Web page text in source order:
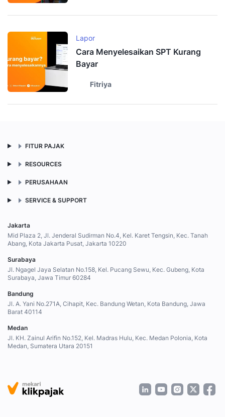
Lapor
Cara Menyelesaikan SPT Kurang
Bayar
Fitriya
FITUR PAJAK
RESOURCES
PERUSAHAAN
SERVICE & SUPPORT
Jakarta
Mid Plaza 2, Jl. Jenderal Sudirman No.4, Kel. Karet Tengsin, Kec. Tanah
Abang, Kota Jakarta Pusat, Jakarta 10220
Surabaya
Jl. Ngagel Jaya Selatan No.158, Kel. Pucang Sewu, Kec. Gubeng, Kota
Surabaya, Jawa Timur 60284
Bandung
Jl. A. Yani No.271A, Cihapit, Kec. Bandung Wetan, Kota Bandung, Jawa
Barat 40114
Medan
Jl. KH. Zainul Arifin No.152, Kel. Madras Hulu, Kec. Medan Polonia, Kota
Medan, Sumatera Utara 20151